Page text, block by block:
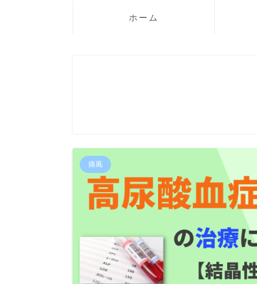
ホーム
痛風